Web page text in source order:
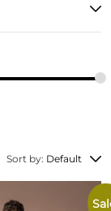
Sort by: Default